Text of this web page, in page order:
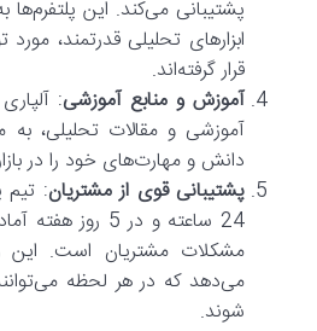
پشتیبانی می‌کند. این پلتفرم‌ها
ابزارهای تحلیلی قدرتمند،
قرار گرفته‌اند.
آموزش و منابع آموزشی:
آموزشی و مقالات تحلیلی، به
دانش و مهارت‌های خود را در
پشتیبانی قوی از مشتریان: تیم
24 ساعته و در 5
مشکلات مشتریان است. این
می‌دهد که در هر لحظه
شوند.